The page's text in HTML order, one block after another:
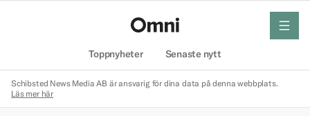
Toppnyheter Senaste nytt
meny
Schibsted News Media AB är ansvarig för dina data på denna webbplats.
Läs mer här